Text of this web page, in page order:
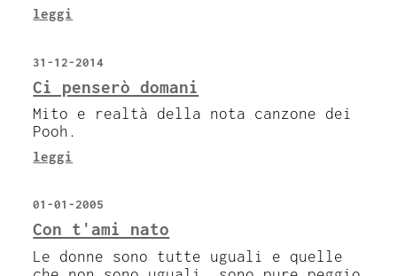
leggi
31-12-2014
Ci penserò domani
Mito e realtà della nota canzone dei
Pooh.
leggi
01-01-2005
Con t'ami nato
Le donne sono tutte uguali e quelle